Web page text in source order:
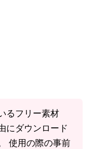
るフリー素材
にダウンロード
使用の際の事前